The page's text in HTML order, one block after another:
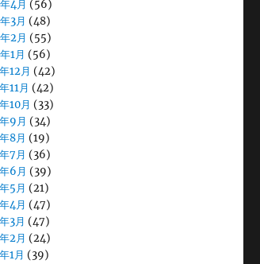
4月 (56)
3月 (48)
2月 (55)
1月 (56)
12月 (42)
11月 (42)
10月 (33)
9月 (34)
8月 (19)
7月 (36)
6月 (39)
5月 (21)
4月 (47)
3月 (47)
2月 (24)
1月 (39)